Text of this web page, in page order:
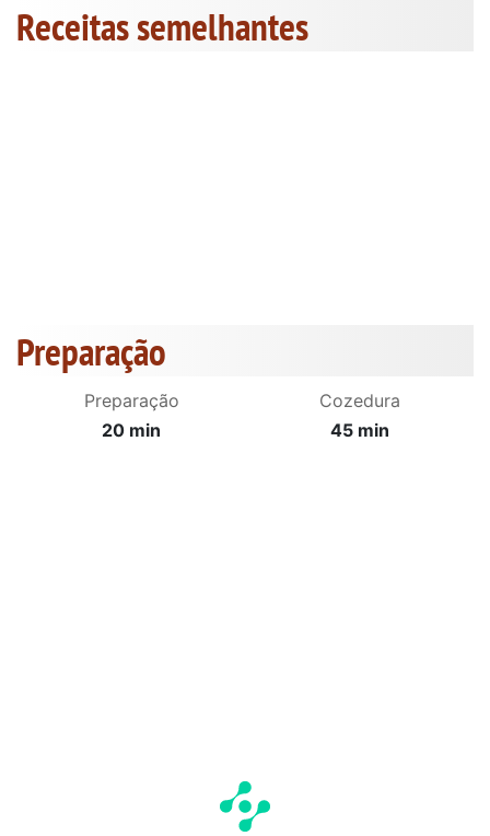
Receitas semelhantes
Preparação
Preparação
20 min
Cozedura
45 min